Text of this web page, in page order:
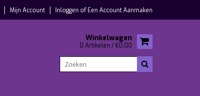
Mijn Account Inloggen ofEen Account Aanmaken
Winkelwagen
0 Artikelen / €0,00